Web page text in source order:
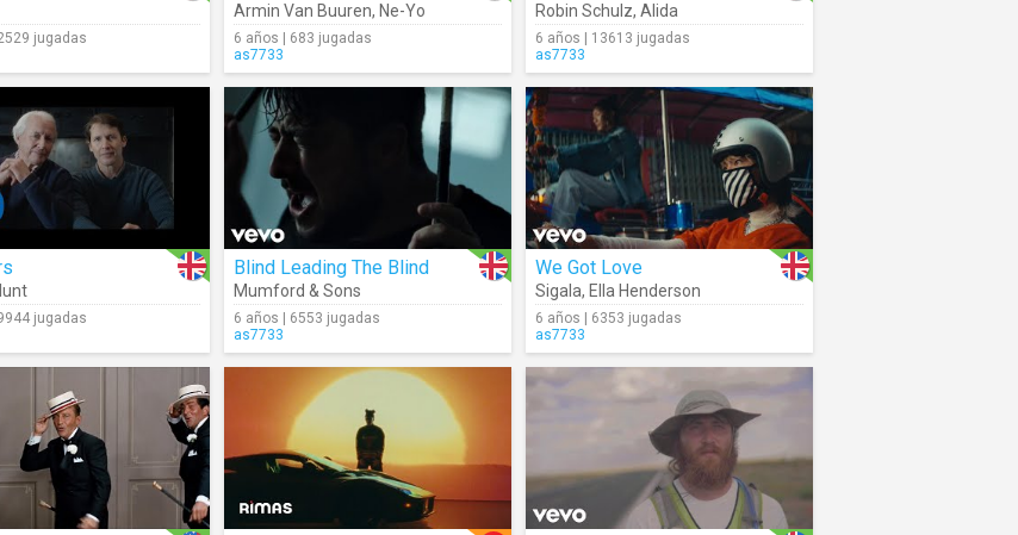
jugadas
Armin Van Buuren, Ne-Yo
6 años | 683 jugadas
as7733
Robin Schulz, Alida
6 años | 13613 jugadas
as7733
jugadas
Blind Leading The Blind
Mumford & Sons
6 años | 6553 jugadas
as7733
We Got Love
Sigala, Ella Henderson
6 años | 6353 jugadas
as7733